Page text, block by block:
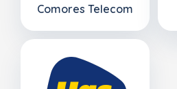
Comores Telecom